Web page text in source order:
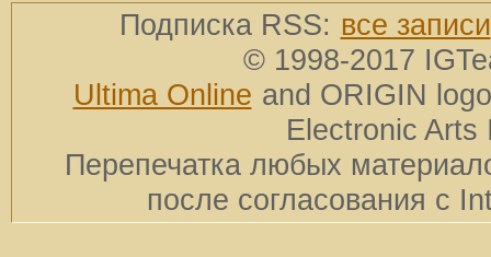
Подписка RSS: все записи
© 1998-2017
Ultima Online and ORIGIN
Electronic Arts
Перепечатка любых
после согласования с